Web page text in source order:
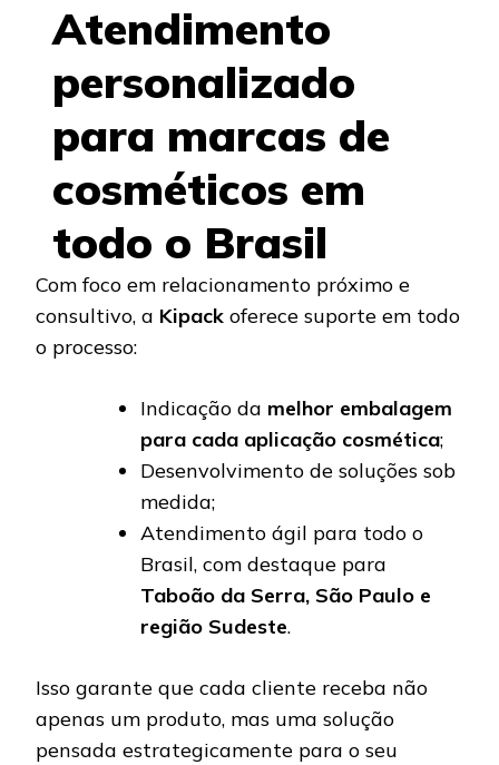
Atendimento
personalizado
para marcas de
cosméticos em
todo o Brasil
Com foco em relacionamento próximo e
consultivo, a Kipack oferece suporte em todo
o processo:
Indicação da melhor embalagem
para cada aplicação cosmética;
Desenvolvimento de soluções sob
medida;
Atendimento ágil para todo o
Brasil, com destaque para
Taboão da Serra, São Paulo e
região Sudeste.
Isso garante que cada cliente receba não
apenas um produto, mas uma solução
pensada estrategicamente para o seu